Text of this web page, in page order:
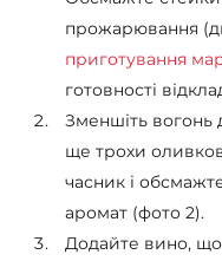
прожарювання
приготування
готовності
Зменшіть вогонь
ще трохи
часник і
аромат (фото 2).
Додайте вино,